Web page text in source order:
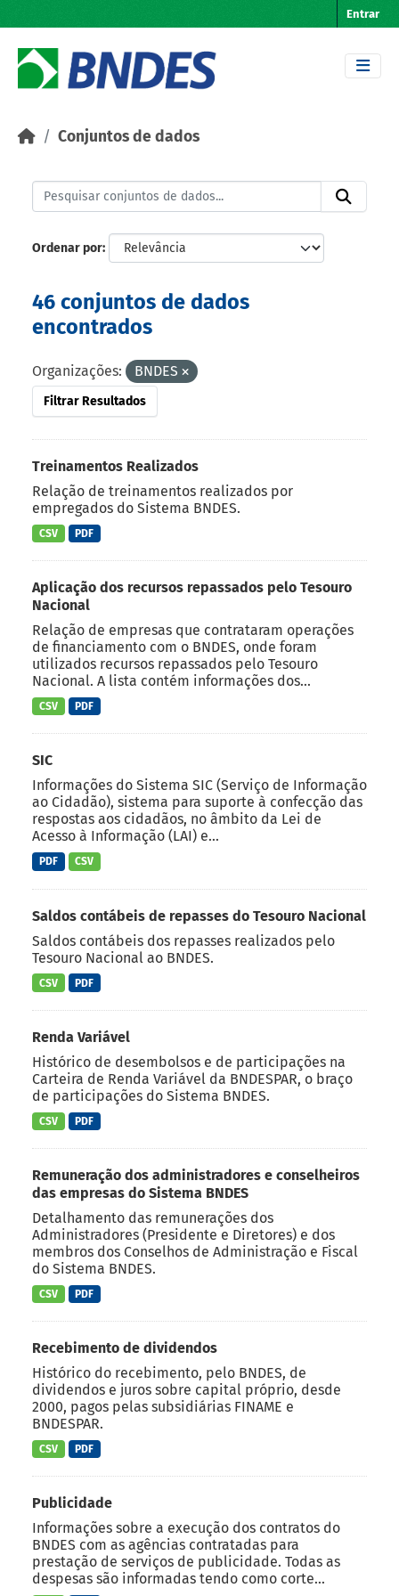
Entrar
Conjuntos de dados
Ordenar por
46 conjuntos de dados
encontrados
Organizações: BNDES
Filtrar Resultados
Treinamentos Realizados
Relação de treinamentos realizados por
empregados do Sistema BNDES.
CSV PDF
Aplicação dos recursos repassados pelo Tesouro
Nacional
Relação de empresas que contrataram operações
de financiamento com o BNDES, onde foram
utilizados recursos repassados pelo Tesouro
Nacional. A lista contém informações dos...
CSV PDF
SIC
Informações do Sistema SIC (Serviço de Informação
ao Cidadão), sistema para suporte à confecção das
respostas aos cidadãos, no âmbito da Lei de
Acesso à Informação (LAI) e...
PDF CSV
Saldos contábeis de repasses do Tesouro Nacional
Saldos contábeis dos repasses realizados pelo
Tesouro Nacional ao BNDES.
CSV PDF
Renda Variável
Histórico de desembolsos e de participações na
Carteira de Renda Variável da BNDESPAR, o braço
de participações do Sistema BNDES.
CSV PDF
Remuneração dos administradores e conselheiros
das empresas do Sistema BNDES
Detalhamento das remunerações dos
Administradores (Presidente e Diretores) e dos
membros dos Conselhos de Administração e Fiscal
do Sistema BNDES.
CSV PDF
Recebimento de dividendos
Histórico do recebimento, pelo BNDES, de
dividendos e juros sobre capital próprio, desde
2000, pagos pelas subsidiárias FINAME e
BNDESPAR.
CSV PDF
Publicidade
Informações sobre a execução dos contratos do
BNDES com as agências contratadas para
prestação de serviços de publicidade. Todas as
despesas são informadas tendo como corte...